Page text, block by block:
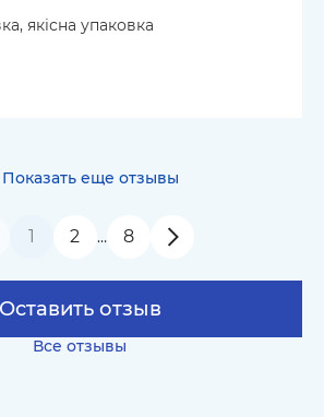
якісна упаковка
Все отзывы
Оставить отзыв
Показать еще отзывы
1 2 … 8